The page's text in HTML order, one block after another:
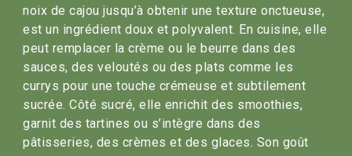
noix de cajou jusqu’à obtenir une texture onctueuse,
est un ingrédient doux et polyvalent. En cuisine, elle
peut remplacer la crème ou le beurre dans des
sauces, des veloutés ou des plats comme les
currys pour une touche crémeuse et subtilement
sucrée. Côté sucré, elle enrichit des smoothies,
garnit des tartines ou s’intègre dans des
pâtisseries, des crèmes et des glaces. Son goût